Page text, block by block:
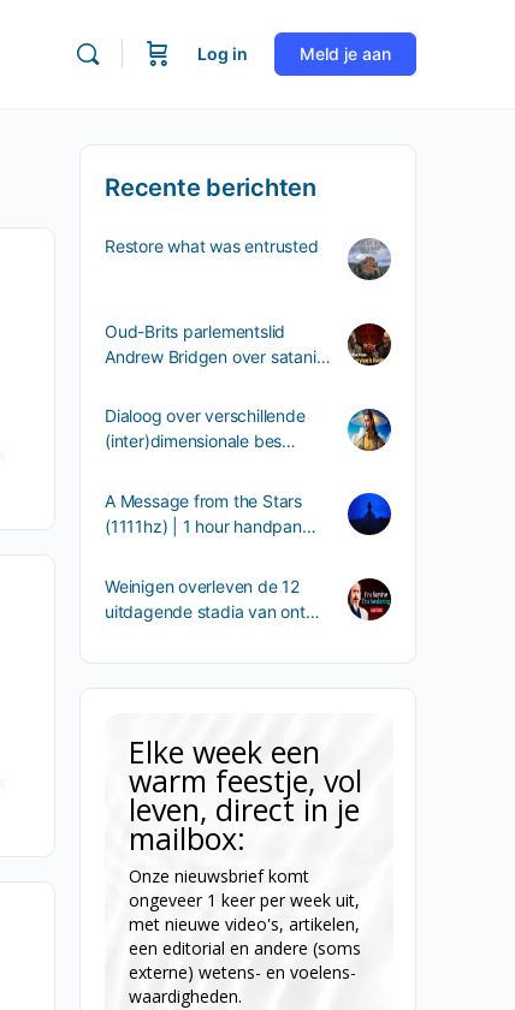
Log in Meld je aan
Recente berichten
Restore what was entrusted
Oud-Brits parlementslid
Andrew Bridgen over satani…
Dialoog over verschillende
(inter)dimensionale bes…
A Message from the Stars
(1111hz) | 1 hour handpan…
Weinigen overleven de 12
uitdagende stadia van ont…
Elke week een
warm feestje, vol
leven, direct in je
mailbox:
Onze nieuwsbrief komt
ongeveer 1 keer per week uit,
met nieuwe video's, artikelen,
een editorial en andere (soms
externe) wetens- en voelens-
waardigheden.